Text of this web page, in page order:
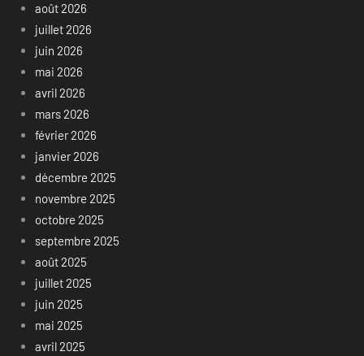
août 2026
juillet 2026
juin 2026
mai 2026
avril 2026
mars 2026
février 2026
janvier 2026
décembre 2025
novembre 2025
octobre 2025
septembre 2025
août 2025
juillet 2025
juin 2025
mai 2025
avril 2025